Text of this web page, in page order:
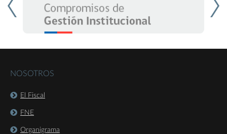
NOSOTROS
El Fiscal
FNE
Organigrama